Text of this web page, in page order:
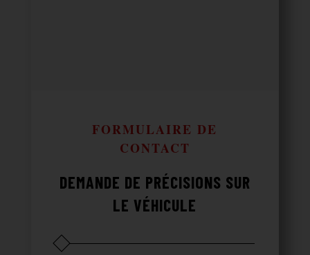
FORMULAIRE DE
CONTACT
DEMANDE DE PRÉCISIONS SUR
LE VÉHICULE